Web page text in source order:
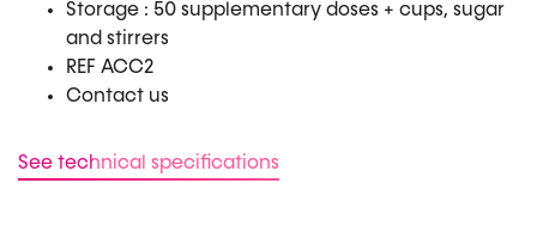
Storage : 50 supplementary doses + cups, sugar
and stirrers
REF ACC2
Contact us
See technical specifications